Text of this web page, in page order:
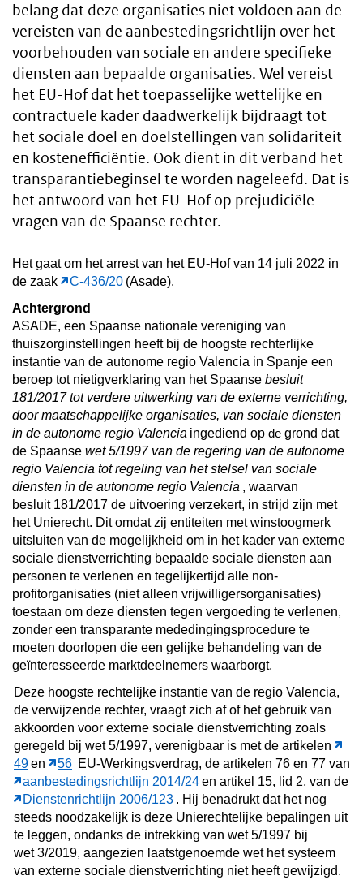
belang dat deze organisaties niet voldoen aan de
vereisten van de aanbestedingsrichtlijn over het
voorbehouden van sociale en andere specifieke
diensten aan bepaalde organisaties. Wel vereist
het EU-Hof dat het toepasselijke wettelijke en
contractuele kader daadwerkelijk bijdraagt tot
het sociale doel en doelstellingen van solidariteit
en kostenefficiëntie. Ook dient in dit verband het
transparantiebeginsel te worden nageleefd. Dat is
het antwoord van het EU-Hof op prejudiciële
vragen van de Spaanse rechter.
Het gaat om het arrest van het EU-Hof van 14 juli 2022 in
de zaak
C-436/20 (Asade).
Achtergrond
ASADE, een Spaanse nationale vereniging van
thuiszorginstellingen heeft bij de hoogste rechterlijke
instantie van de autonome regio Valencia in Spanje een
beroep tot nietigverklaring van het Spaanse besluit
181/2017tot verdere uitwerking van de externe verrichting,
door maatschappelijke organisaties, van sociale diensten
in de autonome regio Valencia ingediend op de grond dat
de Spaanse wet 5/1997 van de regering van de autonome
regio Valencia tot regeling van het stelsel van sociale
diensten in de autonome regio Valencia , waarvan
besluit 181/2017 de uitvoering verzekert, in strijd zijn met
het Unierecht. Dit omdat zij entiteiten met winstoogmerk
uitsluiten van de mogelijkheid om in het kader van externe
sociale dienstverrichting bepaalde sociale diensten aan
personen te verlenen en tegelijkertijd alle non-
profitorganisaties (niet alleen vrijwilligersorganisaties)
toestaan om deze diensten tegen vergoeding te verlenen,
zonder een transparante mededingingsprocedure te
moeten doorlopen die een gelijke behandeling van de
geïnteresseerde marktdeelnemers waarborgt.
Deze hoogste rechtelijke instantie van de regio Valencia,
de verwijzende rechter, vraagt zich af of het gebruik van
akkoorden voor externe sociale dienstverrichting zoals
geregeld bij wet 5/1997, verenigbaar is met de artikelen
49en 56 EU-Werkingsverdrag, de artikelen 76 en 77 van
aanbestedingsrichtlijn 2014/24en artikel 15, lid 2, van de
Dienstenrichtlijn 2006/123 . Hij benadrukt dat het nog
steeds noodzakelijk is deze Unierechtelijke bepalingen uit
te leggen, ondanks de intrekking van wet 5/1997 bij
wet 3/2019, aangezien laatstgenoemde wet het systeem
van externe sociale dienstverrichting niet heeft gewijzigd.